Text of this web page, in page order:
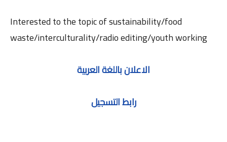
Interested to the topic of sustainability/food
waste/interculturality/radio editing/youth working
الاعلان باللغة العربية
رابط التسجيل